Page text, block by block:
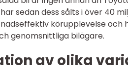
sedan dess sålts i över 40
körupplevelse
genomsnittliga bilägare.
av olika